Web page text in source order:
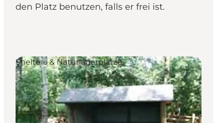
den Platz benutzen, falls er frei ist.
Shelters & Naturlagerplätze